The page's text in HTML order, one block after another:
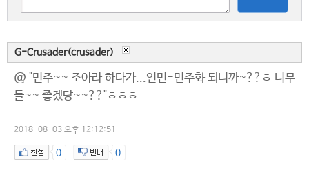
G-Crusader(crusader)
@ "민주~~ 조아라 하다가...인민-민주화 되니까~??ㅎ 너무
들~~ 좋겠당~~??"ㅎㅎㅎ
2018-08-03 오후 12:12:51
0 0